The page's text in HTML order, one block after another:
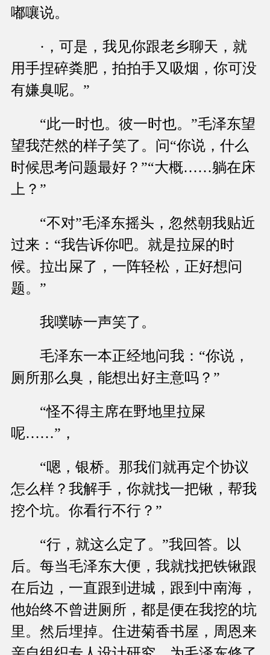
嘟嚷说。
·，可是，我见你跟老乡聊天，就
用手捏碎粪肥，拍拍手又吸烟，你可没
有嫌臭呢。”
“此一时也。彼一时也。”毛泽东望
望我茫然的样子笑了。问“你说，什么
时候思考问题最好？”“大概……躺在床
上？”
“不对”毛泽东摇头，忽然朝我贴近
过来：“我告诉你吧。就是拉屎的时
候。拉出屎了，一阵轻松，正好想问
题。”
我噗哧一声笑了。
毛泽东一本正经地问我：“你说，
厕所那么臭，能想出好主意吗？”
“怪不得主席在野地里拉屎
呢……”，
“嗯，银桥。那我们就再定个协议
怎么样？我解手，你就找一把锹，帮我
挖个坑。你看行不行？”
“行，就这么定了。”我回答。以
后。每当毛泽东大便，我就找把铁锹跟
在后边，一直跟到进城，跟到中南海，
他始终不曾进厕所，都是便在我挖的坑
里。然后埋掉。住进菊香书屋，周恩来